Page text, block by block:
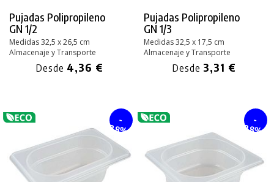
Pujadas Polipropileno
GN 1/2
Medidas 32,5 x 26,5 cm
Almacenaje y Transporte
Desde 4,36 €
Pujadas Polipropileno
GN 1/3
Medidas 32,5 x 17,5 cm
Almacenaje y Transporte
Desde 3,31 €
-
28%
-
28%